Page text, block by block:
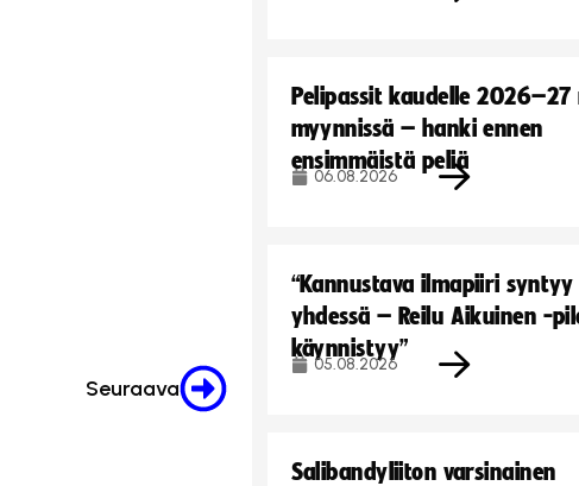
Seuraava
Pelipassit kaudelle
myynnissä – hanki ennen
ensimmäistä peliä
06.08.2026
“Kannustava ilmapiiri syntyy
yhdessä – Reilu Aikuinen -
käynnistyy”
05.08.2026
Salibandyliiton varsinainen